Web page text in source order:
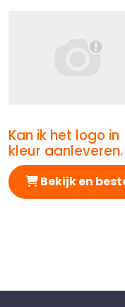
Afbeelding Kan ik
Kan ik het logo in
kleur aanleveren.
Bekijk en